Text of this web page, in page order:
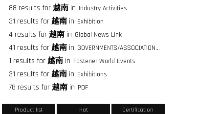
88 results for越南in Industry Activities
31 results for越南in Exhibition
4 results for越南in Global News Link
41 results for越南in GOVERNMENTS/ASSOCIATIONS/FASTENER GROUPS
1 results for越南in Fastener World Events
31 results for越南in Exhibitions
78 results for越南in PDF
Product list Hot
Certification